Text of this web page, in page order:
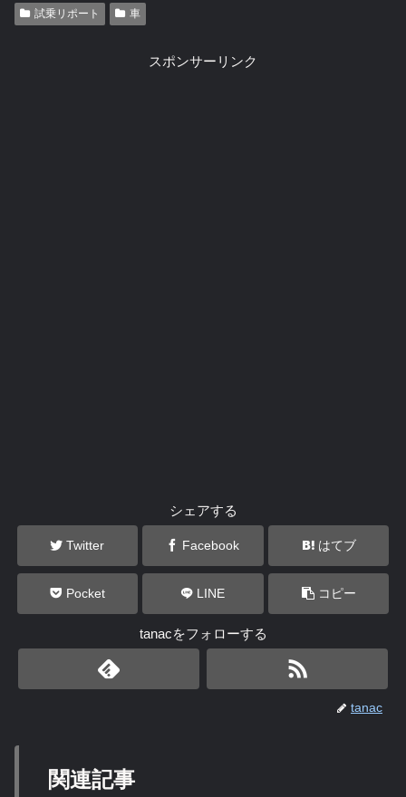
試乗リポート 車
スポンサーリンク
シェアする
Twitter Facebook はてブ
Pocket LINE コピー
tanacをフォローする
tanac
関連記事